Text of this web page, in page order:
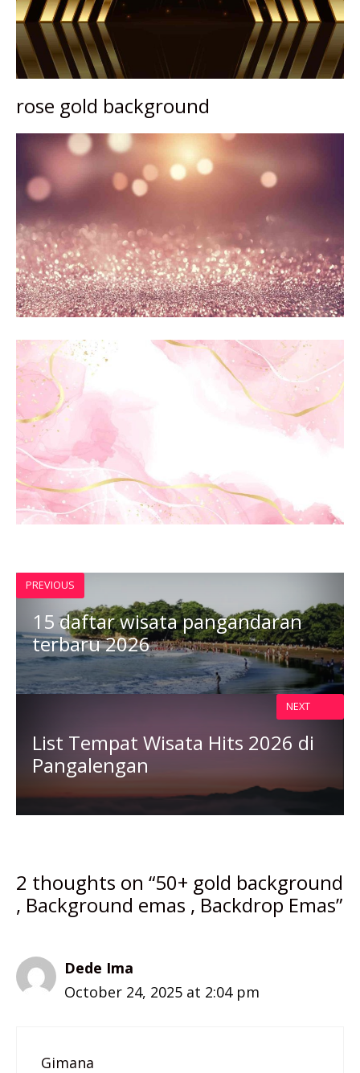
rose gold background
PREVIOUS
15 daftar wisata pangandaran
terbaru 2026
List Tempat Wisata Hits 2026 di
Pangalengan
NEXT
2 thoughts on “50+ gold background
, Background emas , Backdrop Emas”
Dede Ima
October 24, 2025 at 2:04 pm
Gimana